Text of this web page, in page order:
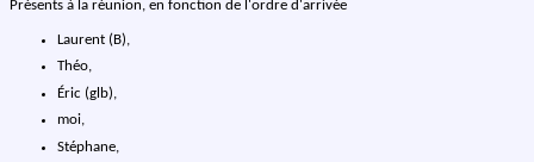
Présents à la réunion, en fonction de l'ordre d'arrivée
Laurent (B),
Théo,
Éric (glb),
moi,
Stéphane,